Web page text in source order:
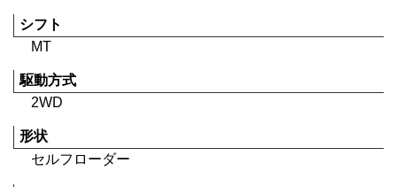
シフト
MT
駆動方式
2WD
形状
セルフローダー